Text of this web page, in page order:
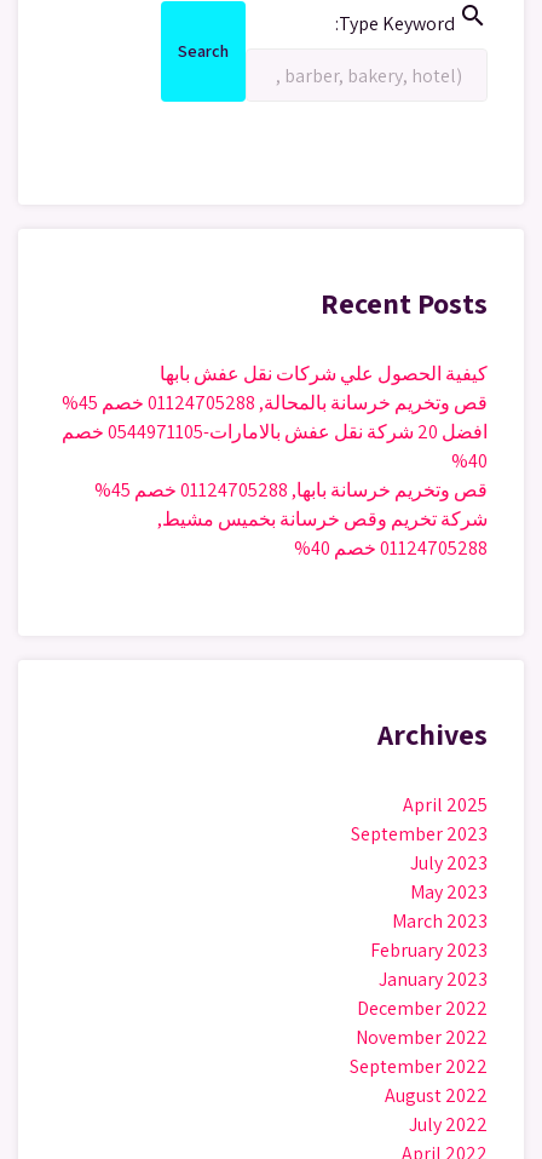
search
Search
Search
Recent Posts
كيفية الحصول علي شركات نقل عفش بابها
قص وتخريم خرسانة بالمحالة, 01124705288 خصم 45%
افضل 20 شركة نقل عفش بالامارات-0544971105 خصم
40%
قص وتخريم خرسانة بابها, 01124705288 خصم 45%
شركة تخريم وقص خرسانة بخميس مشيط,
01124705288 خصم 40%
Archives
April 2025
September 2023
July 2023
May 2023
March 2023
February 2023
January 2023
December 2022
November 2022
September 2022
August 2022
July 2022